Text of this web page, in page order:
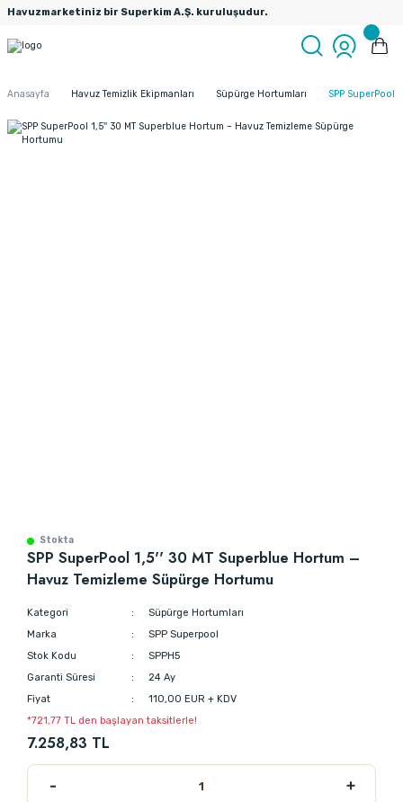
Havuzmarketiniz bir Superkim A.Ş. kuruluşudur.
Anasayfa Havuz Temizlik Ekipmanları Süpürge Hortumları SPP SuperPool
Stokta
SPP SuperPool 1,5'' 30 MT Superblue Hortum –
Havuz Temizleme Süpürge Hortumu
Kategori
Süpürge Hortumları
Marka
SPP Superpool
Stok Kodu
SPPH5
Garanti Süresi
24 Ay
Fiyat
110,00 EUR + KDV
*721,77 TL den başlayan taksitlerle!
7.258,83 TL